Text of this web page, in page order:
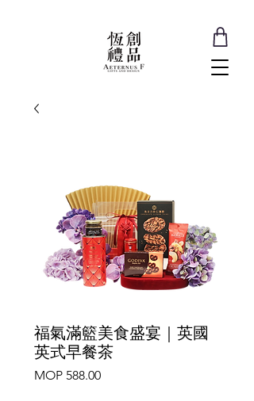
福氣滿籃美食盛宴｜英國
英式早餐茶
MOP 588.00Price